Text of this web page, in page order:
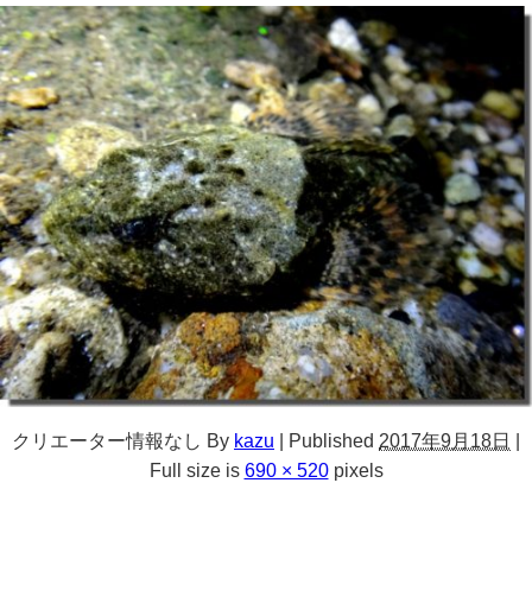
クリエーター情報なし By kazu Published 2017年9月18日
Full size is 690 × 520pixels